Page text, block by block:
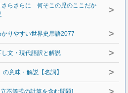
さらさらに 何そこの児のここだか
>
りやすい世界史用語2077 >
文・現代語訳と解説 >
意味・解説【名詞】 >
不等式の計算を含む問題]